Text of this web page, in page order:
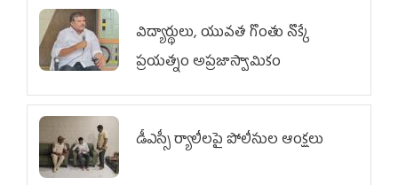
విద్యార్థులు, యువత గొంతు నొక్కే
ప్రయత్నం అప్రజాస్వామికం
డీఎస్సీ ర్యాలీలపై పోలీసుల ఆంక్షలు